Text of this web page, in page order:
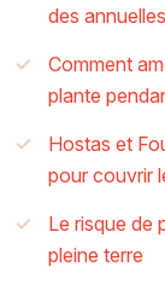
des
Comment
plante
Hostas et
pour couvrir
Le risque de
pleine terre